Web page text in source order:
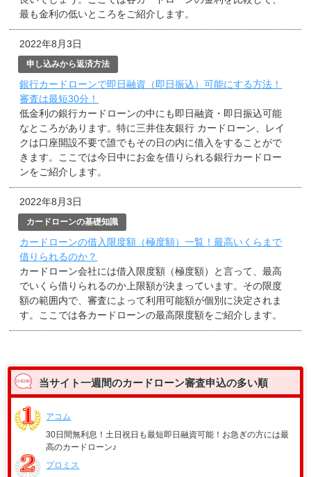
最も金利の低いところをご紹介します。
2022年8月3日
申し込みから返済方法
銀行カードローンで即日融資（即日振込）可能にする方法！
審査は最短30分！
低金利の銀行カードローンの中にも即日融資・即日振込可能
なところがあります。特に三井住友銀行 カードローン、レイ
クは口座開設不要で誰でもその日の内に借入をすることがで
きます。ここでは今日中にお金を借りられる銀行カードロー
ンをご紹介します。
2022年8月3日
カードローンの基礎知識
カードローンの借入限度額（極度額）一覧！最高いくらまで
借りられるのか？
カードローン会社には借入限度額（極度額）と言って、最高
でいくら借りられるのか上限額が決まっています。その限度
額の範囲内で、審査によって利用可能額が個別に決定されま
す。ここでは各カードローンの最高限度額をご紹介します。
当サイト一週間のカードローン審査申込の多い順
アコム
30日間無利息！土日祝日も最短即日融資可能！お急ぎの方には最
高のカードローン♪
プロミス